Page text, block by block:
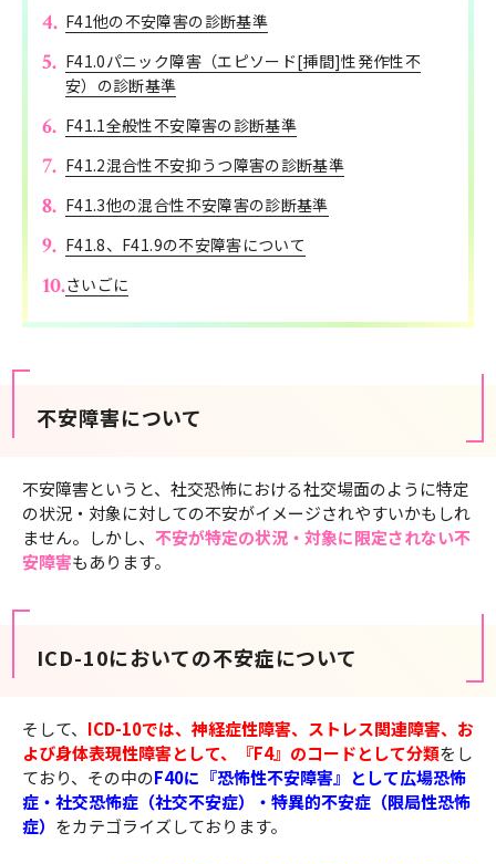
F41他の不安障害の診断基準
F41.0パニック障害（エピソード[挿間]性発作性不
安）の診断基準
F41.1全般性不安障害の診断基準
F41.2混合性不安抑うつ障害の診断基準
F41.3他の混合性不安障害の診断基準
F41.8、F41.9の不安障害について
さいごに
不安障害について
不安障害というと、社交恐怖における社交場面のように特定
の状況・対象に対しての不安がイメージされやすいかもしれ
ません。しかし、 不安が特定の状況・対象に限定されない不
安障害もあります。
ICD-10においての不安症について
そして、 ICD-10では、神経症性障害、ストレス関連障害、お
よび身体表現性障害として、『F4』のコードとして分類をし
ており、その中のF40に『恐怖性不安障害』として広場恐怖
症・社交恐怖症（社交不安症）・特異的不安症（限局性恐怖
症） をカテゴライズしております。